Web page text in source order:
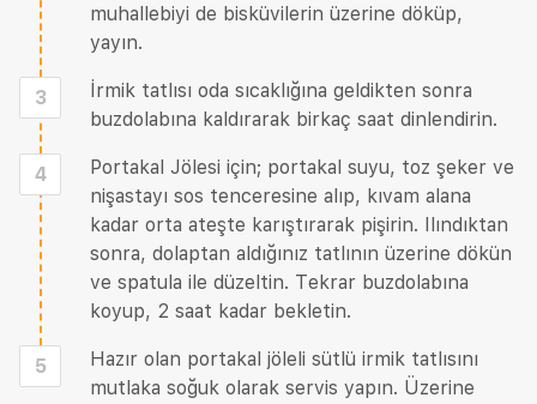
muhallebiyi de bisküvilerin üzerine döküp,
yayın.
3
İrmik tatlısı oda sıcaklığına geldikten sonra
buzdolabına kaldırarak birkaç saat dinlendirin.
4
Portakal Jölesi için; portakal suyu, toz şeker ve
nişastayı sos tenceresine alıp, kıvam alana
kadar orta ateşte karıştırarak pişirin. Ilındıktan
sonra, dolaptan aldığınız tatlının üzerine dökün
ve spatula ile düzeltin. Tekrar buzdolabına
koyup, 2 saat kadar bekletin.
5
Hazır olan portakal jöleli sütlü irmik tatlısını
mutlaka soğuk olarak servis yapın. Üzerine